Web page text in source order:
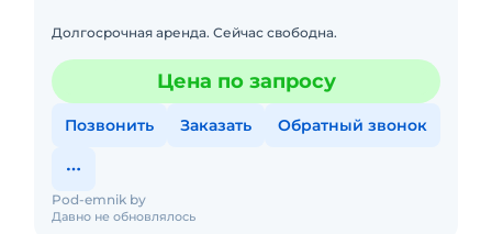
Долгосрочная аренда. Сейчас свободна.
Цена по запросу
Позвонить Заказать Обратный звонок
Давно не обновлялось
Pod-emnik by